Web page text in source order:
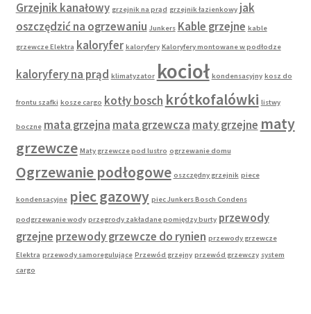
Grzejnik kanałowy grzejnik na prąd grzejnik łazienkowy jak
oszczędzić na ogrzewaniu Junkers Kable grzejne kable
grzewcze Elektra kaloryfer kaloryfery Kaloryfery montowane w podłodze
kaloryfery na prąd klimatyzator kocioł kondensacyjny kosz do
frontu szafki kosze cargo kotły bosch krótkofalówki listwy
boczne mata grzejna mata grzewcza maty grzejne maty
grzewcze Maty grzewcze pod lustro ogrzewanie domu
Ogrzewanie podłogowe oszczędny grzejnik piece
kondensacyjne piec gazowy piec Junkers Bosch Condens
podgrzewanie wody przegrody zakładane pomiędzy burty przewody
grzejne przewody grzewcze do rynien przewody grzewcze
Elektra przewody samoregulujące Przewód grzejny przewód grzewczy system
cargo